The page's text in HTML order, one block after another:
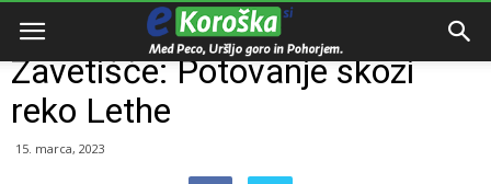
Domov
Zavetišče: Potovanje skozi
reko Lethe
15. marca, 2023